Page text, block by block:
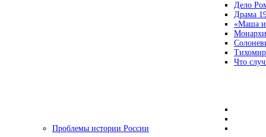
Дело
Драма
«Маша и
Что
Проблемы истории России